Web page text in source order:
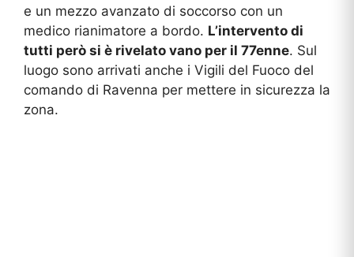
e un mezzo avanzato di soccorso con un
medico rianimatore a bordo. L’intervento di
tutti però si è rivelato vano per il 77enne. Sul
luogo sono arrivati anche i Vigili del Fuoco del
comando di Ravenna per mettere in sicurezza la
zona.